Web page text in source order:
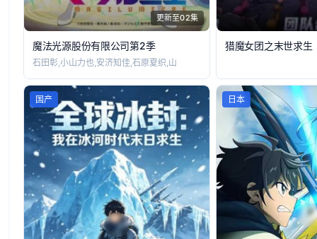
更新至02集
魔法光源股份有限公司第2季
石田彰,小山力也,安济知佳,石原夏织,山
猎魔女团之末世求生
国产 日本